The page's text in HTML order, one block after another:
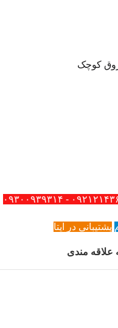
کوچک
پشتیبانی در ایتا
علاقه مندی